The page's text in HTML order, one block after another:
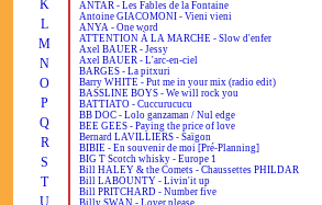
K
L
M
N
O
P
Q
R
S
T
U
ANTAR - Les Fables de la Fontaine
Antoine GIACOMONI - Vieni vieni
ANYA - One word
ATTENTION À LA MARCHE - Slow d'enfer
Axel BAUER - Jessy
Axel BAUER - L'arc-en-ciel
BARGES - La pitxuri
Barry WHITE - Put me in your mix (radio edit)
BASSLINE BOYS - We will rock you
BATTIATO - Cuccurucucu
BB DOC - Lolo ganzaman / Nul edge
BEE GEES - Paying the price of love
Bernard LAVILLIERS - Saïgon
BIBIE - En souvenir de moi [Pré-Planning]
BIG T Scotch whisky - Europe 1
Bill HALEY & the Comets - Chaussettes PHILDAR
Bill LABOUNTY - Livin'it up
Bill PRITCHARD - Number five
Billy SWAN - Lover please